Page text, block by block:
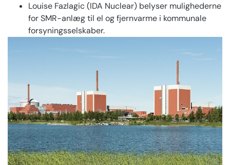
Louise Fazlagic (IDA Nuclear) belyser mulighederne
for SMR-anlæg til el og fjernvarme i kommunale
forsyningsselskaber.